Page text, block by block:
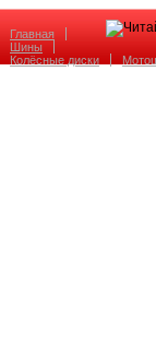
Главная
Шины
Колёсные диски